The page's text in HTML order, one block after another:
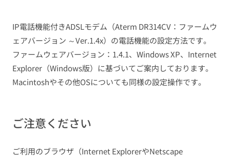
IP電話機能付きADSLモデム（Aterm DR314CV：ファームウ
ェアバージョン ～Ver.1.4x）の電話機能の設定方法です。
ファームウェアバージョン：1.4.1、Windows XP、Internet
Explorer（Windows版）に基づいてご案内しております。
Macintoshやその他OSについても同様の設定操作です。
ご注意ください
ご利用のブラウザ（Internet ExplorerやNetscape